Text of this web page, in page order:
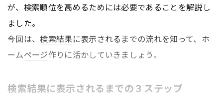
が、検索順位を高めるためには必要であることを解説し
ました。
今回は、検索結果に表示されるまでの流れを知って、ホ
ームページ作りに活かしていきましょう。
検索結果に表示されるまでの３ステップ